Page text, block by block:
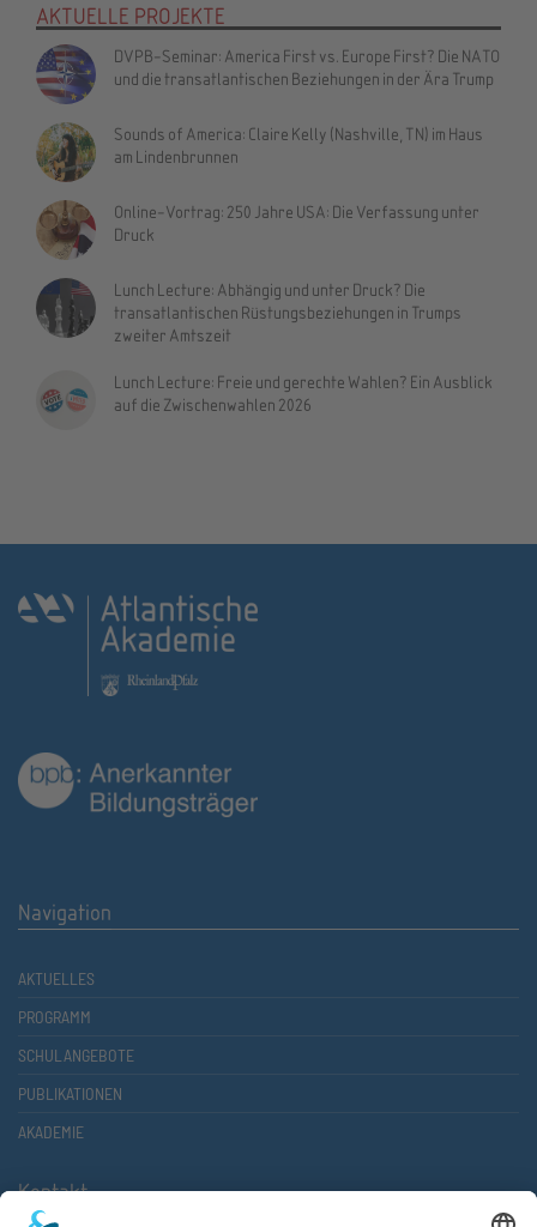
AKTUELLE PROJEKTE
DVPB-Seminar: America First vs. Europe First? Die NATO
und die transatlantischen Beziehungen in der Ära Trump
Sounds of America: Claire Kelly (Nashville, TN) im Haus
am Lindenbrunnen
Online-Vortrag: 250 Jahre USA: Die Verfassung unter
Druck
Lunch Lecture: Abhängig und unter Druck? Die
transatlantischen Rüstungsbeziehungen in Trumps
zweiter Amtszeit
Lunch Lecture: Freie und gerechte Wahlen? Ein Ausblick
auf die Zwischenwahlen 2026
Navigation
AKTUELLES
PROGRAMM
SCHULANGEBOTE
PUBLIKATIONEN
AKADEMIE
Kontakt